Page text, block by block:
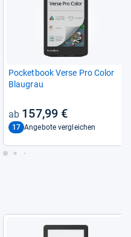
Pocket­book Verse Pro Color
Blau­grau
157,99 €
17 Angebote vergleichen